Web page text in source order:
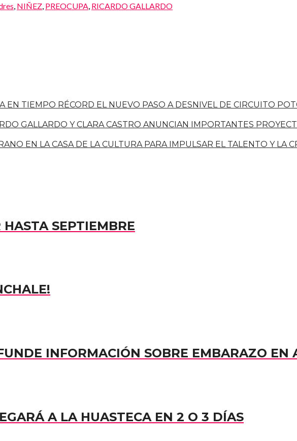
NIÑEZ PREOCUPA RICARDO GALLARDO
EN TIEMPO RÉCORD EL NUEVO PASO A DESNIVEL DE CIRCUITO
GALLARDO Y CLARA CASTRO ANUNCIAN IMPORTANTES
EN LA CASA DE LA CULTURA PARA IMPULSAR EL TALENTO Y LA
HASTA SEPTIEMBRE
INFORMACIÓN SOBRE EMBARAZO EN
A LA HUASTECA EN 2 O 3 DÍAS